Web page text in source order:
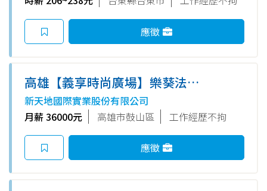
應徵
高雄【義享時尚廣場】樂葵法式
鐵板燒 - 外場正職夥伴
新天地國際實業股份有限公司
月薪 36000元
高雄市鼓山區 工作經歷不拘
應徵